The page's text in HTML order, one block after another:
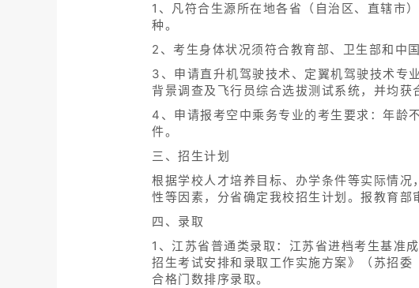
1、凡符合生源所在地各省（自治区、直辖市
种。
2、考生身体状况须符合教育部、卫生部和中
3、申请直升机驾驶技术、定翼机驾驶技术专
背景调查及飞行员综合选拔测试系统，并均获
4、申请报考空中乘务专业的考生要求：年龄
件。
三、招生计划
根据学校人才培养目标、办学条件等实际情
性等因素，分省确定我校招生计划。报教育部
四、录取
1、江苏省普通类录取：江苏省进档考生基准
招生考试安排和录取工作实施方案》（苏招
合格门数排序录取。